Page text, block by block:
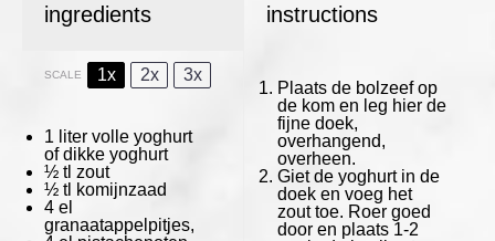
ingredients
SCALE 1x 2x 3x
1 liter volle yoghurt
of dikke yoghurt
½ tl zout
½ tl komijnzaad
4 el
granaatappelpitjes,
instructions
Plaats de bolzeef op
de kom en leg hier de
fijne doek,
overhangend,
overheen.
Giet de yoghurt in de
doek en voeg het
zout toe. Roer goed
door en plaats 1-2